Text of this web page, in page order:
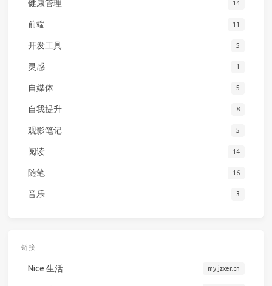
健康管理 14
前端 11
开发工具 5
灵感 1
自媒体 5
自我提升 8
观影笔记 5
阅读 14
随笔 16
音乐 3
链接
Nice 生活 my.jzxer.cn